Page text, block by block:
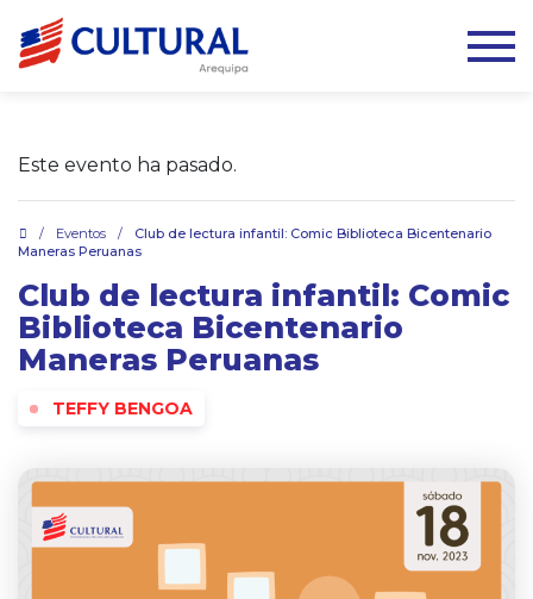
Este evento ha pasado.
/ Eventos /
Club de lectura infantil: Comic Biblioteca Bicentenario
Maneras Peruanas
Club de lectura infantil: Comic
Biblioteca Bicentenario
Maneras Peruanas
TEFFY BENGOA